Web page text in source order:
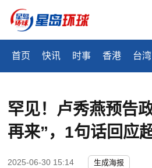
首页 快讯 时事 香港 台湾
罕见！卢秀燕预告
再来”，1句话回应
2025-06-30 15:14 生成海报